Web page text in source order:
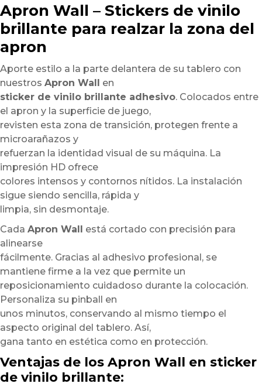
Apron Wall – Stickers de vinilo
brillante para realzar la zona del
apron
Aporte estilo a la parte delantera de su tablero con
nuestros Apron Wall en
sticker de vinilo brillante adhesivo. Colocados entre
el apron y la superficie de juego,
revisten esta zona de transición, protegen frente a
microarañazos y
refuerzan la identidad visual de su máquina. La
impresión HD ofrece
colores intensos y contornos nítidos. La instalación
sigue siendo sencilla, rápida y
limpia, sin desmontaje.
Cada Apron Wall está cortado con precisión para
alinearse
fácilmente. Gracias al adhesivo profesional, se
mantiene firme a la vez que permite un
reposicionamiento cuidadoso durante la colocación.
Personaliza su pinball en
unos minutos, conservando al mismo tiempo el
aspecto original del tablero. Así,
gana tanto en estética como en protección.
Ventajas de los Apron Wall en sticker
de vinilo brillante: